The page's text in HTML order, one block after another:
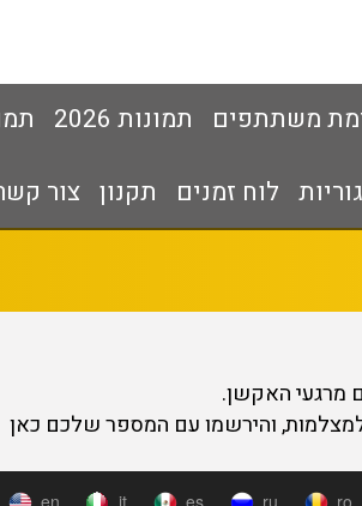
משתתפים תמונות 2026
לוח זמנים תקנון צור
מרגעי האקשן.
והירשמו עם המספר שלכם כאן